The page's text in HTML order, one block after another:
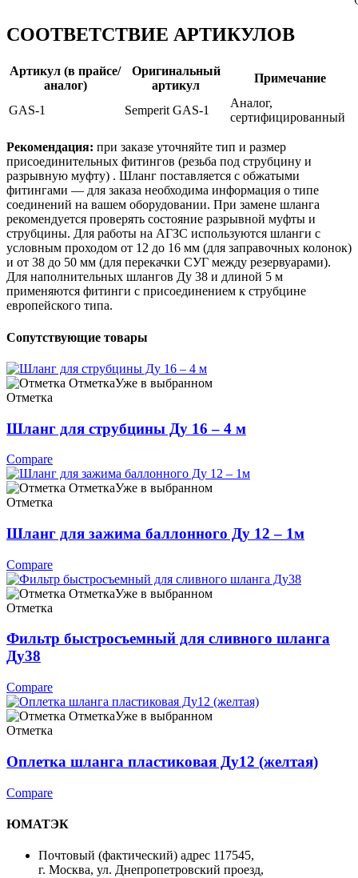
СООТВЕТСТВИЕ АРТИКУЛОВ
Артикул (в прайсе/
аналог)
Оригинальный
артикул
Примечание
GAS-1 Semperit GAS-1
Аналог,
сертифицированный
Рекомендация: при заказе уточняйте тип и размер
присоединительных фитингов (резьба под струбцину и
разрывную муфту) . Шланг поставляется с обжатыми
фитингами — для заказа необходима информация о типе
соединений на вашем оборудовании. При замене шланга
рекомендуется проверять состояние разрывной муфты и
струбцины. Для работы на АГЗС используются шланги с
условным проходом от 12 до 16 мм (для заправочных колонок)
и от 38 до 50 мм (для перекачки СУГ между резервуарами).
Для наполнительных шлангов Ду 38 и длиной 5 м
применяются фитинги с присоединением к струбцине
европейского типа.
Сопутствующие товары
ОтметкаУже в выбранном
Отметка
Шланг для струбцины Ду 16 – 4 м
Compare
ОтметкаУже в выбранном
Отметка
Шланг для зажима баллонного Ду 12 – 1м
Compare
ОтметкаУже в выбранном
Отметка
Фильтр быстросъемный для сливного шланга
Ду38
Compare
ОтметкаУже в выбранном
Отметка
Оплетка шланга пластиковая Ду12 (желтая)
Compare
ЮМАТЭК
Почтовый (фактический) адрес 117545,
г. Москва, ул. Днепропетровский проезд,